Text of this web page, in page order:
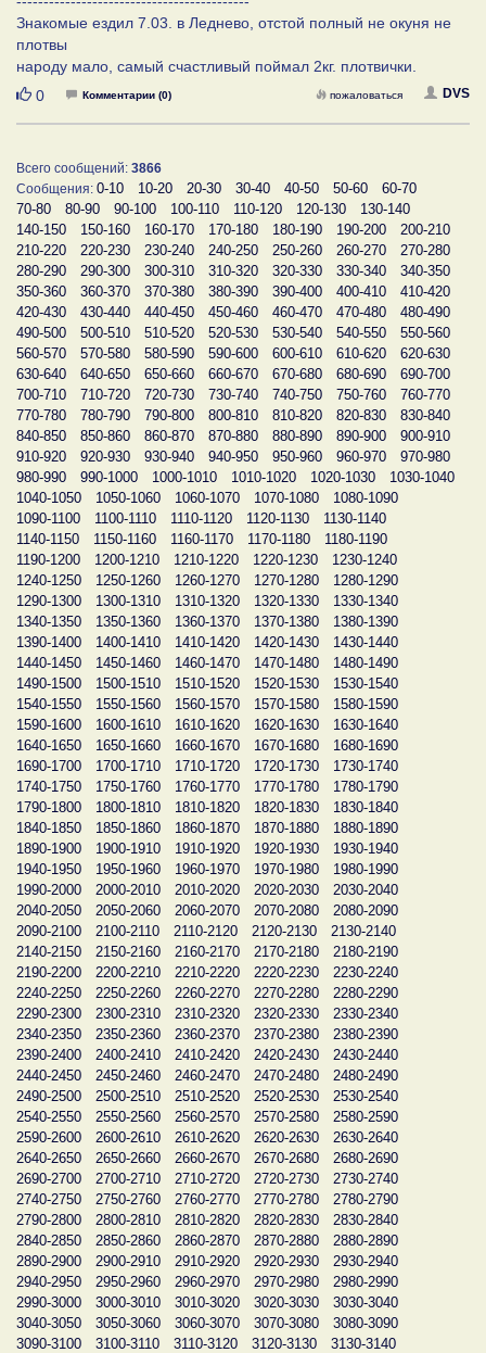
Знакомые ездил 7.03. в Леднево, отстой полный не окуня не
плотвы
народу мало, самый счастливый поймал 2кг. плотвички.
Нравится
0 Комментарии (0) DVS
пожаловаться
Всего сообщений: 3866
Сообщения: 0-10 10-20 20-30 30-40 40-50 50-60
60-70
70-80
80-90 90-100 100-110 110-120 120-130
130-140
140-150
150-160 160-170 170-180 180-190 190-200
200-210
210-220
220-230 230-240 240-250 250-260 260-270
270-280
280-290
290-300 300-310 310-320 320-330 330-340
340-350
350-360
360-370 370-380 380-390 390-400 400-410
410-420
420-430
430-440 440-450 450-460 460-470 470-480
480-490
490-500
500-510 510-520 520-530 530-540 540-550
550-560
560-570
570-580 580-590 590-600 600-610 610-620
620-630
630-640
640-650 650-660 660-670 670-680 680-690
690-700
700-710
710-720 720-730 730-740 740-750 750-760
760-770
770-780
780-790 790-800 800-810 810-820 820-830
830-840
840-850
850-860 860-870 870-880 880-890 890-900
900-910
910-920
920-930 930-940 940-950 950-960 960-970
970-980
980-990
990-1000 1000-1010 1010-1020 1020-1030
1030-1040
1040-1050
1050-1060 1060-1070 1070-1080
1080-1090
1090-1100
1100-1110 1110-1120 1120-1130
1130-1140
1140-1150
1150-1160 1160-1170 1170-1180
1180-1190
1190-1200
1200-1210 1210-1220 1220-1230
1230-1240
1240-1250
1250-1260 1260-1270 1270-1280
1280-1290
1290-1300
1300-1310 1310-1320 1320-1330
1330-1340
1340-1350
1350-1360 1360-1370 1370-1380
1380-1390
1390-1400
1400-1410 1410-1420 1420-1430
1430-1440
1440-1450
1450-1460 1460-1470 1470-1480
1480-1490
1490-1500
1500-1510 1510-1520 1520-1530
1530-1540
1540-1550
1550-1560 1560-1570 1570-1580
1580-1590
1590-1600
1600-1610 1610-1620 1620-1630
1630-1640
1640-1650
1650-1660 1660-1670 1670-1680
1680-1690
1690-1700
1700-1710 1710-1720 1720-1730
1730-1740
1740-1750
1750-1760 1760-1770 1770-1780
1780-1790
1790-1800
1800-1810 1810-1820 1820-1830
1830-1840
1840-1850
1850-1860 1860-1870 1870-1880
1880-1890
1890-1900
1900-1910 1910-1920 1920-1930
1930-1940
1940-1950
1950-1960 1960-1970 1970-1980
1980-1990
1990-2000
2000-2010 2010-2020 2020-2030
2030-2040
2040-2050
2050-2060 2060-2070 2070-2080
2080-2090
2090-2100
2100-2110 2110-2120 2120-2130
2130-2140
2140-2150
2150-2160 2160-2170 2170-2180
2180-2190
2190-2200
2200-2210 2210-2220 2220-2230
2230-2240
2240-2250
2250-2260 2260-2270 2270-2280
2280-2290
2290-2300
2300-2310 2310-2320 2320-2330
2330-2340
2340-2350
2350-2360 2360-2370 2370-2380
2380-2390
2390-2400
2400-2410 2410-2420 2420-2430
2430-2440
2440-2450
2450-2460 2460-2470 2470-2480
2480-2490
2490-2500
2500-2510 2510-2520 2520-2530
2530-2540
2540-2550
2550-2560 2560-2570 2570-2580
2580-2590
2590-2600
2600-2610 2610-2620 2620-2630
2630-2640
2640-2650
2650-2660 2660-2670 2670-2680
2680-2690
2690-2700
2700-2710 2710-2720 2720-2730
2730-2740
2740-2750
2750-2760 2760-2770 2770-2780
2780-2790
2790-2800
2800-2810 2810-2820 2820-2830
2830-2840
2840-2850
2850-2860 2860-2870 2870-2880
2880-2890
2890-2900
2900-2910 2910-2920 2920-2930
2930-2940
2940-2950
2950-2960 2960-2970 2970-2980
2980-2990
2990-3000
3000-3010 3010-3020 3020-3030
3030-3040
3040-3050
3050-3060 3060-3070 3070-3080
3080-3090
3090-3100
3100-3110 3110-3120 3120-3130
3130-3140